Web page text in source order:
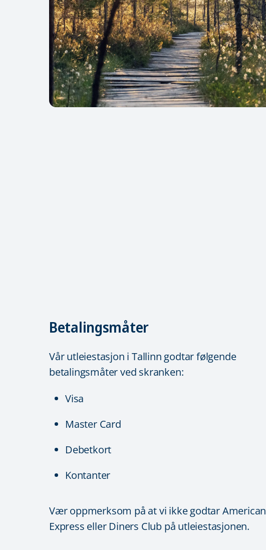
Betalingsmåter
Vår utleiestasjon i Tallinn godtar følgende
betalingsmåter ved skranken:
Visa
Master Card
Debetkort
Kontanter
Vær oppmerksom på at vi ikke godtar American
Express eller Diners Club på utleiestasjonen.